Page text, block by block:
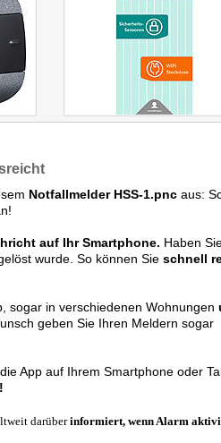
Notfallmelder HSS-1.pnc aus:
auf Ihr Smartphone. Haben
wurde. So können Sie schnell
sogar in verschiedenen Wohnungen
geben Sie Ihren Meldern sogar
App auf Ihrem Smartphone oder
darüberinformiert, wenn Alarm